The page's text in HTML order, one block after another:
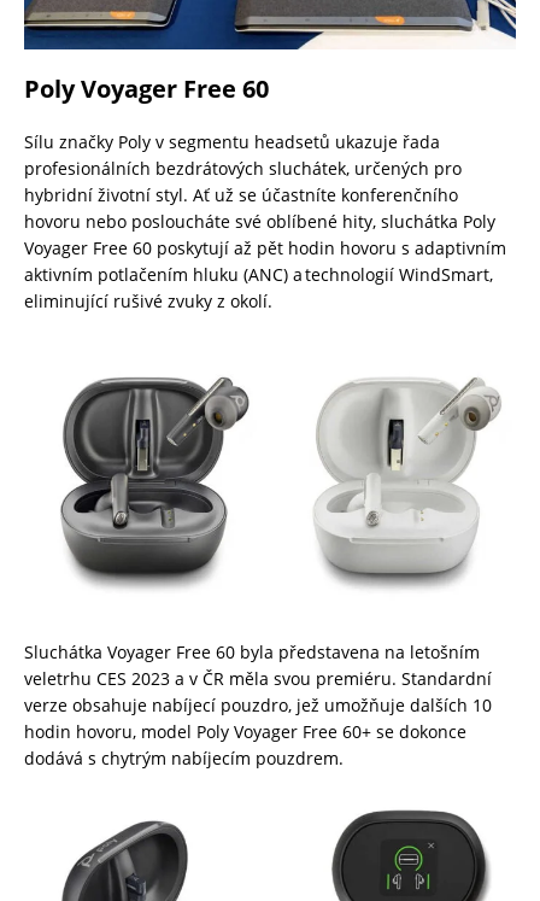
Poly Voyager Free 60
Sílu značky Poly v segmentu headsetů ukazuje řada
profesionálních bezdrátových sluchátek, určených pro
hybridní životní styl. Ať už se účastníte konferenčního
hovoru nebo posloucháte své oblíbené hity, sluchátka Poly
Voyager Free 60 poskytují až pět hodin hovoru s adaptivním
aktivním potlačením hluku (ANC) a technologií WindSmart,
eliminující rušivé zvuky z okolí.
Sluchátka Voyager Free 60 byla představena na letošním
veletrhu CES 2023 a v ČR měla svou premiéru. Standardní
verze obsahuje nabíjecí pouzdro, jež umožňuje dalších 10
hodin hovoru, model Poly Voyager Free 60+ se dokonce
dodává s chytrým nabíjecím pouzdrem.